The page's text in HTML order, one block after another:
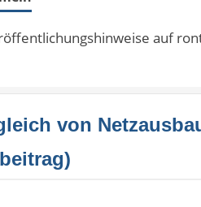
auf
von